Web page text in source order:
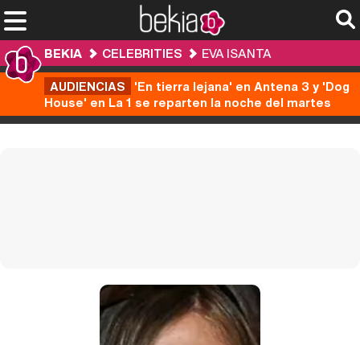
BEKIA CELEBRITIES
EVA ISANTA
AUDIENCIAS 'En tierra lejana' en Antena 3 y 'Dog
House' en La 1 se reparten la noche del martes